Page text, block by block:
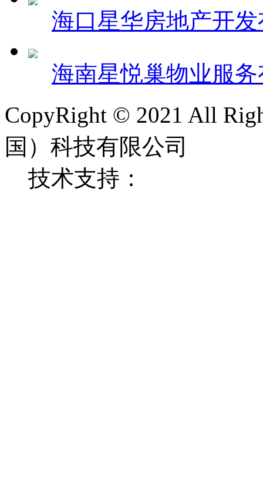
海口星华房地产开
海南星悦巢物业服
CopyRight © 2021 All
国）科技有限公司
技术支持：